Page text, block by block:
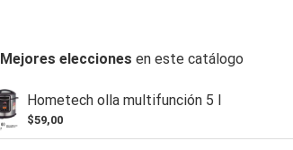
Mejores elecciones en este catálogo
Hometech olla multifunción 5 l
$59,00